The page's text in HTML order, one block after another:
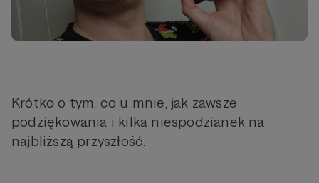
Krótko o tym, co u mnie, jak zawsze
podziękowania i kilka niespodzianek na
najbliższą przyszłość.